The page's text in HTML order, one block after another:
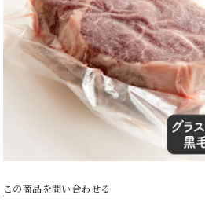
この商品を問い合わせる